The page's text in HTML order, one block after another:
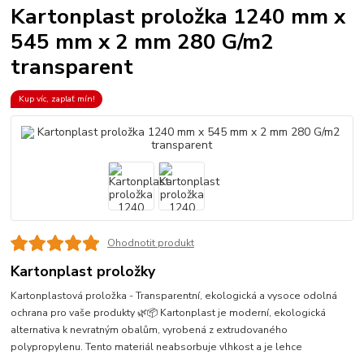
Kartonplast proložka 1240 mm x
545 mm x 2 mm 280 G/m2
transparent
Kup víc, zaplať mín!
Ohodnotit produkt
Kartonplast proložky
Kartonplastová proložka - Transparentní, ekologická a vysoce odolná
ochrana pro vaše produkty 🌿📦 Kartonplast je moderní, ekologická
alternativa k nevratným obalům, vyrobená z extrudovaného
polypropylenu. Tento materiál neabsorbuje vlhkost a je lehce